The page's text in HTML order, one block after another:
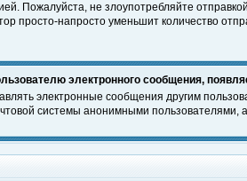
Пожалуйста, не злоупотребляйте
просто-напросто уменьшит количество
электронного сообщения,
электронные сообщения другим
системы анонимными пользователями,